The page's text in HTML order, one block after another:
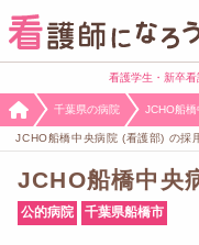
看護学生・新卒
千葉県の病院 JCHO船
JCHO船橋中央病院 (看護部) の採
JCHO船橋中央
公的病院 千葉県船橋市